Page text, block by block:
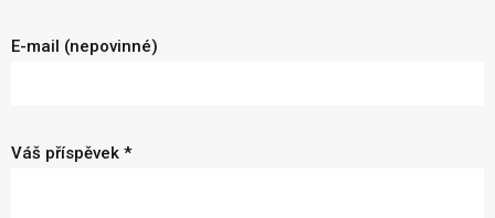
E-mail (nepovinné)
Váš příspěvek *